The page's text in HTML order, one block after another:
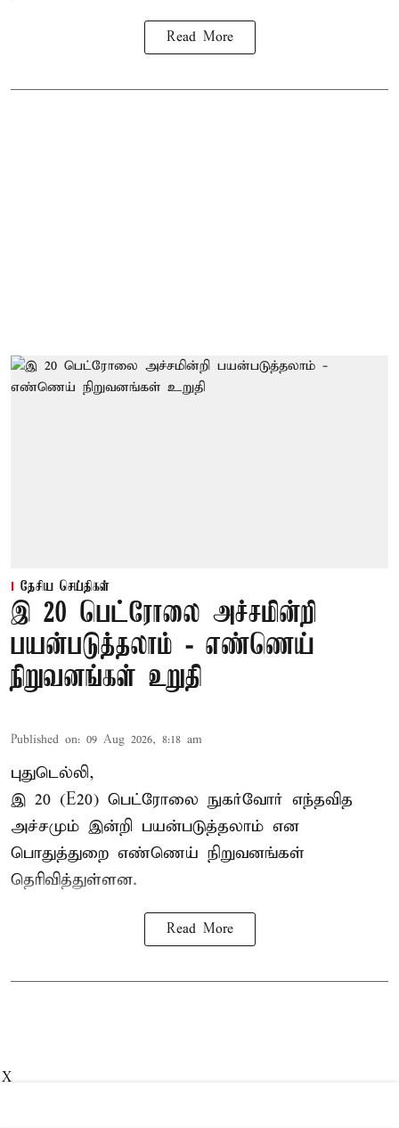
Read More
தேசிய செய்திகள்
இ 20 பெட்ரோலை அச்சமின்றி
பயன்படுத்தலாம் - எண்ணெய்
நிறுவனங்கள் உறுதி
Published on: 09 Aug 2026, 8:18 am
புதுடெல்லி,
இ 20 (E20) பெட்ரோலை நுகர்வோர் எந்தவித
அச்சமும் இன்றி பயன்படுத்தலாம் என
பொதுத்துறை எண்ணெய் நிறுவனங்கள்
தெரிவித்துள்ளன.
Read More
X